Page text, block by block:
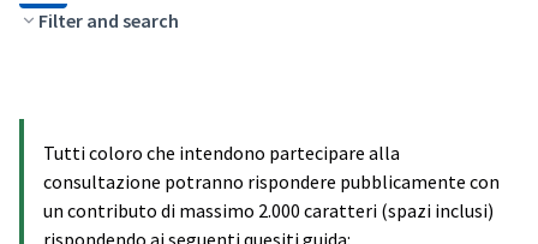
Filter and search
Tutti coloro che intendono partecipare alla
consultazione potranno rispondere pubblicamente con
un contributo di massimo 2.000 caratteri (spazi inclusi)
rispondendo ai seguenti quesiti guida: